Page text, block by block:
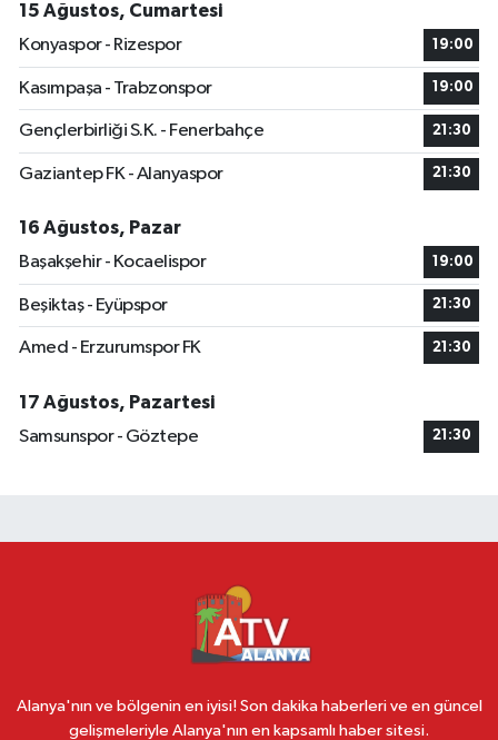
15 Ağustos, Cumartesi
Konyaspor - Rizespor
19:00
Kasımpaşa - Trabzonspor 19:00
Gençlerbirliği S.K. - Fenerbahçe 21:30
Gaziantep FK - Alanyaspor 21:30
16 Ağustos, Pazar
Başakşehir - Kocaelispor
19:00
Beşiktaş - Eyüpspor 21:30
Amed - Erzurumspor FK 21:30
17 Ağustos, Pazartesi
Samsunspor - Göztepe
21:30
Alanya'nın ve bölgenin en iyisi! Son dakika haberleri ve en güncel
gelişmeleriyle Alanya'nın en kapsamlı haber sitesi.